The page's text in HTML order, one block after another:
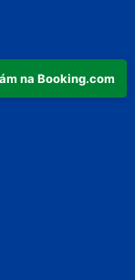
na Booking.com